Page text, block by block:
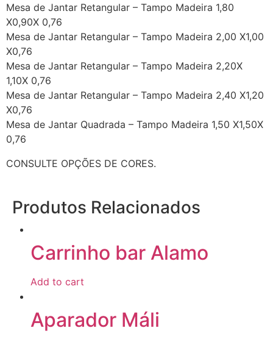
Mesa de Jantar Retangular – Tampo Madeira 1,80
X0,90X 0,76
Mesa de Jantar Retangular – Tampo Madeira 2,00 X1,00
X0,76
Mesa de Jantar Retangular – Tampo Madeira 2,20X
1,10X 0,76
Mesa de Jantar Retangular – Tampo Madeira 2,40 X1,20
X0,76
Mesa de Jantar Quadrada – Tampo Madeira 1,50 X1,50X
0,76
CONSULTE OPÇÕES DE CORES.
Produtos Relacionados
Carrinho bar Alamo
Add to cart
Aparador Máli